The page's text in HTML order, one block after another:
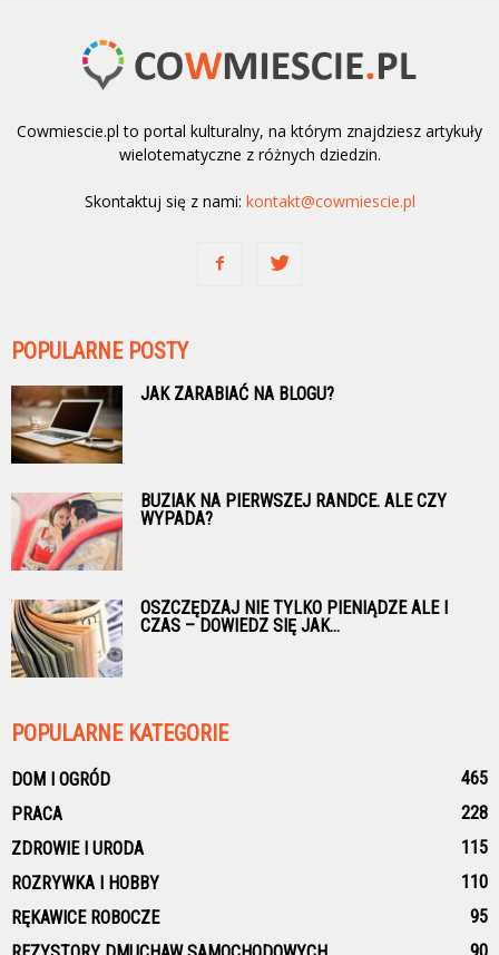
Cowmiescie.pl to portal kulturalny, na którym znajdziesz artykuły
wielotematyczne z różnych dziedzin.
Skontaktuj się z nami: kontakt@cowmiescie.pl
POPULARNE POSTY
JAK ZARABIAĆ NA BLOGU?
BUZIAK NA PIERWSZEJ RANDCE. ALE CZY
WYPADA?
OSZCZĘDZAJ NIE TYLKO PIENIĄDZE ALE I
CZAS – DOWIEDZ SIĘ JAK...
POPULARNE KATEGORIE
DOM I OGRÓD
465
PRACA
228
ZDROWIE I URODA
115
ROZRYWKA I HOBBY
110
RĘKAWICE ROBOCZE
95